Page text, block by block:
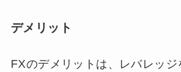
デメリット
FXのデメリットは、レバレッジ